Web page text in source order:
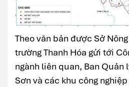
Theo văn bản được Sở
trường Thanh Hóa gửi tới
ngành liên quan, Ban Quản
Sơn và các khu công